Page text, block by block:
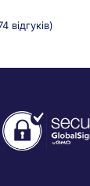
відгуків)